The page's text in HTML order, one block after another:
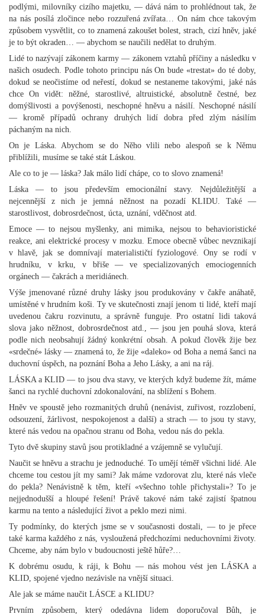
podlými, milovníky cizího majetku, — dává nám to prohlédnout tak, že
na nás posílá zločince nebo rozzuřená zvířata… On nám chce takovým
způsobem vysvětlit, co to znamená zakoušet bolest, strach, cizí hněv, jaké
je to být okraden… — abychom se naučili nedělat to druhým.
Lidé to nazývají zákonem karmy — zákonem vztahů příčiny a následku v
našich osudech. Podle tohoto principu nás On bude «trestat» do té doby,
dokud se neočistíme od neřestí, dokud se nestaneme takovými, jaké nás
chce On vidět: něžné, starostlivé, altruistické, absolutně čestné, bez
domýšlivosti a povýšenosti, neschopné hněvu a násilí. Neschopné násilí
— kromě případů ochrany druhých lidí dobra před zlým násilím
páchaným na nich.
On je Láska. Abychom se do Něho vlili nebo alespoň se k Němu
přiblížili, musíme se také stát Láskou.
Ale co to je — láska? Jak málo lidí chápe, co to slovo znamená!
Láska — to jsou především emocionální stavy. Nejdůležitější a
nejcennější z nich je jemná něžnost na pozadí KLIDU. Také —
starostlivost, dobrosrdečnost, úcta, uznání, vděčnost atd.
Emoce — to nejsou myšlenky, ani mimika, nejsou to behavioristické
reakce, ani elektrické procesy v mozku. Emoce obecně vůbec nevznikají
v hlavě, jak se domnívají materialističtí fyziologové. Ony se rodí v
hrudníku, v krku, v břiše — ve specializovaných emociogenních
orgánech — čakrách a meridiánech.
Výše jmenované různé druhy lásky jsou produkovány v čakře anáhatě,
umístěné v hrudním koši. Ty ve skutečnosti znají jenom ti lidé, kteří mají
uvedenou čakru rozvinutu, a správně funguje. Pro ostatní lidi taková
slova jako něžnost, dobrosrdečnost atd., — jsou jen pouhá slova, která
podle nich neobsahují žádný konkrétní obsah. A pokud člověk žije bez
«srdečné» lásky — znamená to, že žije «daleko» od Boha a nemá šanci na
duchovní úspěch, na poznání Boha a Jeho Lásky, a ani na ráj.
LÁSKA a KLID — to jsou dva stavy, ve kterých když budeme žít, máme
šanci na rychlé duchovní zdokonalování, na sblížení s Bohem.
Hněv ve spoustě jeho rozmanitých druhů (nenávist, zuřivost, rozzlobení,
odsouzení, žárlivost, nespokojenost a další) a strach — to jsou ty stavy,
které nás vedou na opačnou stranu od Boha, vedou nás do pekla.
Tyto dvě skupiny stavů jsou protikladné a vzájemně se vylučují.
Naučit se hněvu a strachu je jednoduché. To umějí téměř všichni lidé. Ale
chceme tou cestou jít my sami? Jak máme vzdorovat zlu, které nás vleče
do pekla? Nenávistně k těm, kteří «všechno tohle přichystali»? To je
nejjednodušší a hloupé řešení! Právě takové nám také zajistí špatnou
karmu na tento a následující život a peklo mezi nimi.
Ty podmínky, do kterých jsme se v současnosti dostali, — to je přece
také karma každého z nás, vysloužená předchozími neduchovními životy.
Chceme, aby nám bylo v budoucnosti ještě hůře?…
K dobrému osudu, k ráji, k Bohu — nás mohou vést jen LÁSKA a
KLID, spojené vjedno nezávisle na vnější situaci.
Ale jak se máme naučit LÁSCE a KLIDU?
Prvním způsobem, který odedávna lidem doporučoval Bůh, je